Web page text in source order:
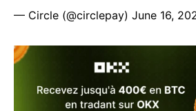
— Circle (@circlepay) June 16,